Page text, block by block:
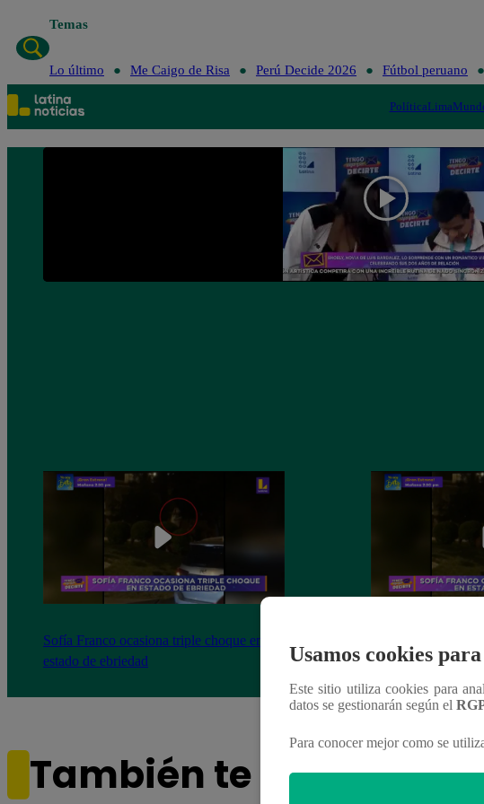
Temas
Lo último Me Caigo de Risa Perú Decide 2026 Fútbol peruano
PolíticaLima
Sofía Franco ocasiona triple choque en
estado de ebriedad
estado de ebriedad
También te puede
Usamos cookies
Este sitio utiliza cookies para
datos se gestionarán según el
Para conocer mejor como se